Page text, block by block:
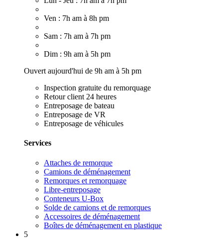
Ven : 7h am à 8h pm
Sam : 7h am à 7h pm
Dim : 9h am à 5h pm
Ouvert aujourd'hui de 9h am à 5h pm
Inspection gratuite du remorquage
Retour client 24 heures
Entreposage de bateau
Entreposage de VR
Entreposage de véhicules
Services
Attaches de remorque
Camions de déménagement
Remorques et remorquage
Libre-entreposage
Conteneurs U-Box
Solde de camions et de remorques
Accessoires de déménagement
Boîtes de déménagement en plastique
5